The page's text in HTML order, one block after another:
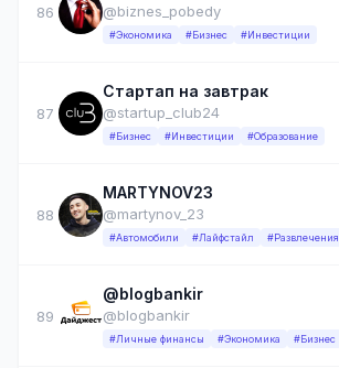
86 @biznes_pobedy
#Экономика #Бизнес #Инвестиции
87
Стартап на завтрак
@startup_club24
#Бизнес #Инвестиции #Образование
88
MARTYNOV23
@martynov_23
#Автомобили #Лайфстайл #Развлечения
89
@blogbankir
@blogbankir
#Личные финансы #Экономика #Бизнес